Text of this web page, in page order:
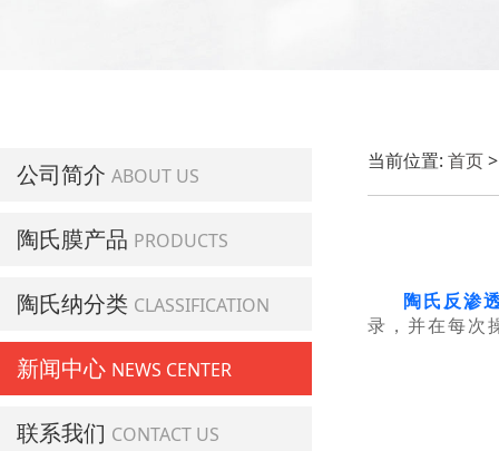
公司简介 ABOUT US
陶氏膜产品 PRODUCTS
陶氏纳分类 CLASSIFICATION
新闻中心 NEWS CENTER
联系我们 CONTACT US
当前位置: 首页
陶氏反渗
录，并在每次